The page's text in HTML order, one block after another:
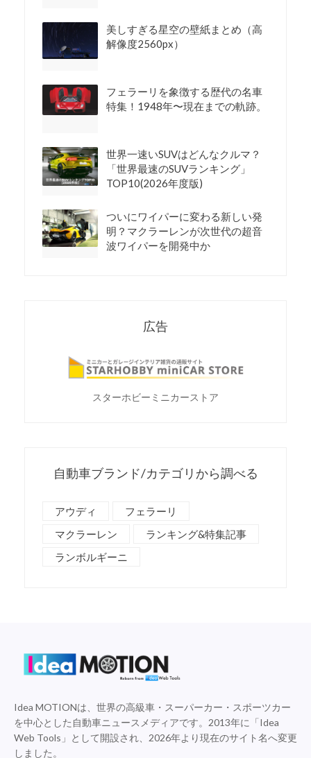
美しすぎる星空の壁紙まとめ（高
解像度2560px）
フェラーリを象徴する歴代の名車
特集！1948年〜現在までの軌跡。
世界一速いSUVはどんなクルマ？
「世界最速のSUVランキング」
TOP10(2026年度版)
ついにワイパーに変わる新しい発
明？マクラーレンが次世代の超音
波ワイパーを開発中か
広告
スターホビーミニカーストア
自動車ブランド/カテゴリから調べる
アウディ
フェラーリ
マクラーレン
ランキング&特集記事
ランボルギーニ
Idea MOTIONは、世界の高級車・スーパーカー・スポーツカー
を中心とした自動車ニュースメディアです。2013年に「Idea
Web Tools」として開設され、2026年より現在のサイト名へ変更
しました。